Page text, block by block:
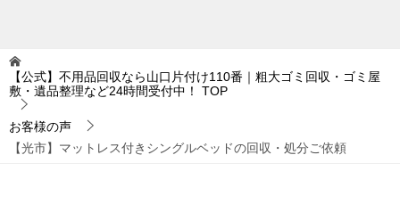
【公式】不用品回収なら山口片付け110番｜粗大ゴミ回収・ゴミ屋
敷・遺品整理など24時間受付中！
TOP
お客様の声
【光市】マットレス付きシングルベッドの回収・処分ご依頼